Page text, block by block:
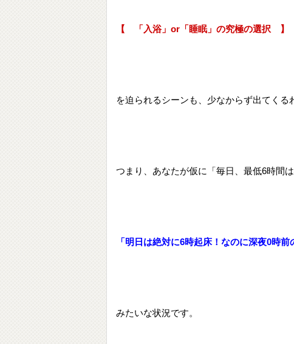
【 「入浴」or「睡眠」の究極の選択 】
を迫られるシーンも、少なからず出てくる
つまり、あなたが仮に「毎日、最低6時間
「明日は絶対に6時起床！なのに深夜0時
みたいな状況です。